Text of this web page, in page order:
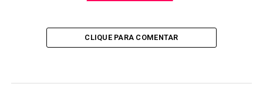
CLIQUE PARA COMENTAR